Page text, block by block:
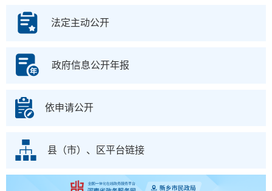
法定主动公开
政府信息公开年报
依申请公开
县（市）、区平台链接